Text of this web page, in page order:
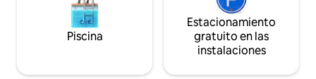
Piscina
Estacionamiento
gratuito en las
instalaciones